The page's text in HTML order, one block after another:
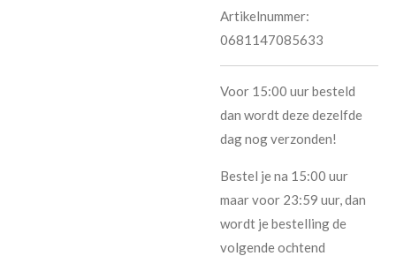
Artikelnummer:
0681147085633
Voor 15:00 uur besteld
dan wordt deze dezelfde
dag nog verzonden!
Bestel je na 15:00 uur
maar voor 23:59 uur, dan
wordt je bestelling de
volgende ochtend